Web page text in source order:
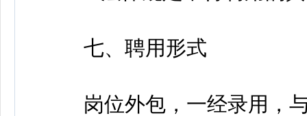
七、聘用形式
岗位外包，一经录用，与